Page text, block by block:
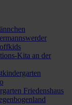
Kita an der
Friedenshaus